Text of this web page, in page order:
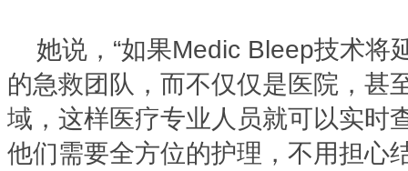
她说，“如果Medic Bleep技术将
的急救团队，而不仅仅是医院，甚
域，这样医疗专业人员就可以实时
他们需要全方位的护理，不用担心